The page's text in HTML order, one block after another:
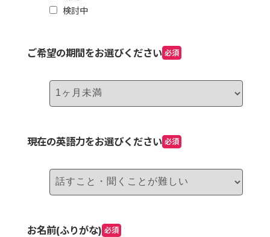
検討中
ご希望の期間をお選びください 必須
現在の英語力をお選びください 必須
お名前(ふりがな) 必須